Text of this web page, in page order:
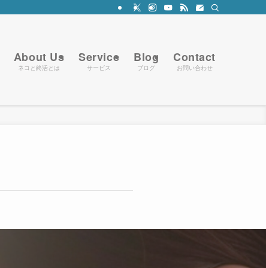
About Us
ネコと終活とは
Service
サービス
Blog
ブログ
Contact
お問い合わせ